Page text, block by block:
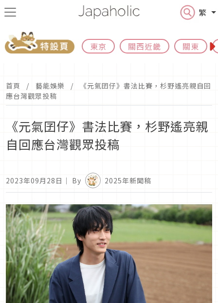
繁
東京 關西近畿 關東
首頁 藝能娛樂
《元氣囝仔》書法比賽，杉野遙亮親自回
應台灣觀眾投稿
《元氣囝仔》書法比賽，杉野遙亮親
自回應台灣觀眾投稿
2023年09月28日 ｜ By 2025年新聞稿